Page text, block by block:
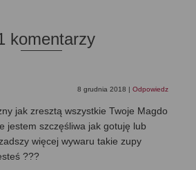
komentarzy
8 grudnia 2018 | Odpowiedz
jak zresztą wszystkie Twoje Magdo
jestem szczęśliwa jak gotuję lub
więcej wywaru takie zupy
???